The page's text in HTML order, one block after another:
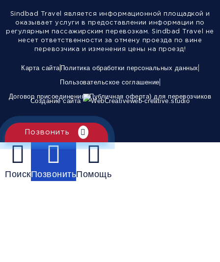
Sindbad Travel является информационной площадкой и
оказывает услуги в предоставлении информации по
регулярным пассажирским перевозкам. Sindbad Travel не
несет ответственности за отмену проезда по вине
перевозчика и изменения цены на проезд!
Карта сайта Политика обработки персональных данных
Пользовательское соглашение
Договор присоединения (Публичная оферта) для перевозчиков
Создание сайта web-creative.studio
Позвонить
ПоискПозвонитьПомощь